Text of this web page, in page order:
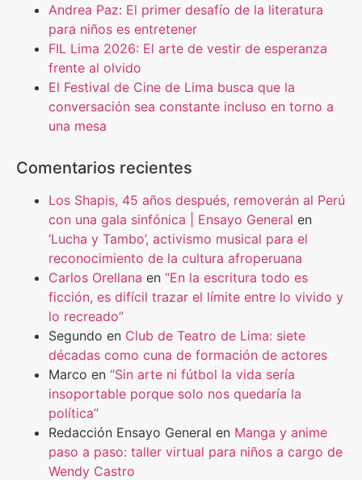
Andrea Paz: El primer desafío de la literatura
para niños es entretener
FIL Lima 2026: El arte de vestir de esperanza
frente al olvido
El Festival de Cine de Lima busca que la
conversación sea constante incluso en torno a
una mesa
Comentarios recientes
Los Shapis, 45 años después, removerán al Perú
con una gala sinfónica | Ensayo General en
‘Lucha y Tambo’, activismo musical para el
reconocimiento de la cultura afroperuana
Carlos Orellana en “En la escritura todo es
ficción, es difícil trazar el límite entre lo vivido y
lo recreado”
Segundo en Club de Teatro de Lima: siete
décadas como cuna de formación de actores
Marco en “Sin arte ni fútbol la vida sería
insoportable porque solo nos quedaría la
política”
Redacción Ensayo General en Manga y anime
paso a paso: taller virtual para niños a cargo de
Wendy Castro